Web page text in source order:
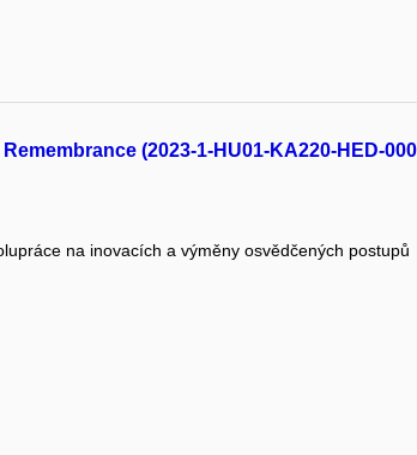
(2023-1-HU01-KA220-HED-
na inovacích a výměny osvědčených postupů